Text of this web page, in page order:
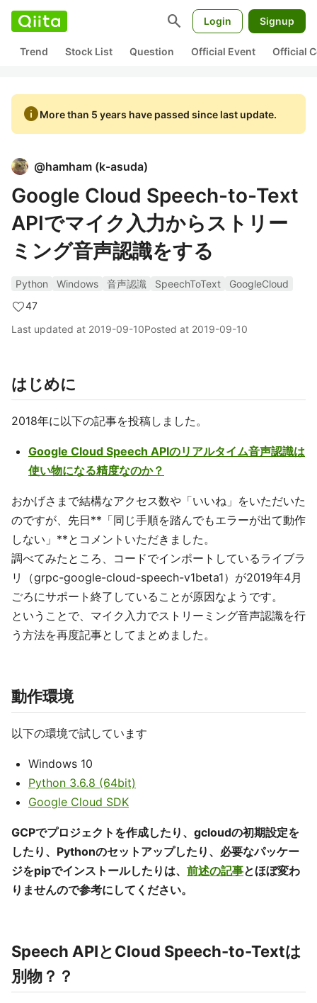
search Login Signup
Trend Stock List Question Official Event Official
infoMore than 5 years have passed since last update.
@hamham (k-asuda)
Google Cloud Speech-to-Text
APIでマイク入力からストリー
ミング音声認識をする
Python Windows 音声認識 SpeechToText
GoogleCloud
47
Last updated at 2019-09-10Posted at 2019-09-10
はじめに
2018年に以下の記事を投稿しました。
Google Cloud Speech APIのリアルタイム音声認識は
使い物になる精度なのか？
おかげさまで結構なアクセス数や「いいね」をいただいた
のですが、先日**「同じ手順を踏んでもエラーが出て動作
しない」**とコメントいただきました。
調べてみたところ、コードでインポートしているライブラ
リ（grpc-google-cloud-speech-v1beta1）が2019年4月
ごろにサポート終了していることが原因なようです。
ということで、マイク入力でストリーミング音声認識を行
う方法を再度記事としてまとめました。
動作環境
以下の環境で試しています
Windows 10
Python 3.6.8 (64bit)
Google Cloud SDK
GCPでプロジェクトを作成したり、gcloudの初期設定を
したり、Pythonのセットアップしたり、必要なパッケー
ジをpipでインストールしたりは、 前述の記事とほぼ変わ
りませんので参考にしてください。
Speech APIとCloud Speech-to-Textは
別物？？